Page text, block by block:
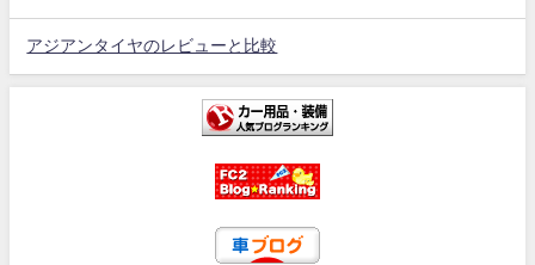
アジアンタイヤのレビューと比較